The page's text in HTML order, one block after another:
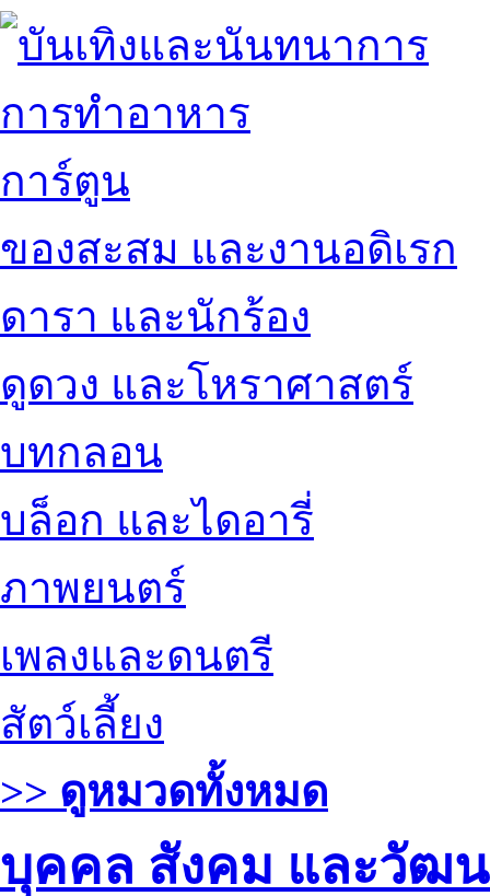
การทำอาหาร
การ์ตูน
ของสะสม และงานอดิเรก
ดารา และนักร้อง
ดูดวง และโหราศาสตร์
บทกลอน
บล็อก และไดอารี่
ภาพยนตร์
เพลงและดนตรี
สัตว์เลี้ยง
>> ดูหมวดทั้งหมด
บุคคล สังคม และวัฒ